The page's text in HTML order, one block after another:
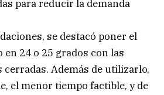
para reducir la demanda
se destacó poner el
24 o 25 grados con las
cerradas. Además de utilizarlo,
el menor tiempo factible, y de